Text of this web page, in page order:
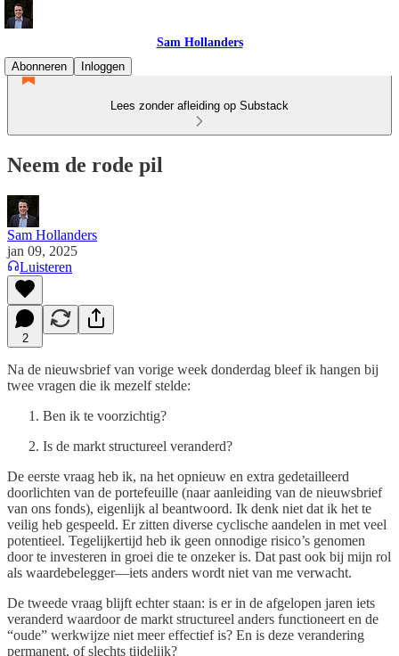
Sam Hollanders
Abonneren
Inloggen
Lees zonder afleiding op Substack
Neem de rode pil
Sam Hollanders
jan 09, 2025
Luisteren
2
Na de nieuwsbrief van vorige week donderdag bleef ik hangen bij
twee vragen die ik mezelf stelde:
Ben ik te voorzichtig?
Is de markt structureel veranderd?
De eerste vraag heb ik, na het opnieuw en extra gedetailleerd
doorlichten van de portefeuille (naar aanleiding van de nieuwsbrief
van ons fonds), eigenlijk al beantwoord. Ik denk niet dat ik het te
veilig heb gespeeld. Er zitten diverse cyclische aandelen in met veel
potentieel. Tegelijkertijd heb ik geen onnodige risico’s genomen
door te investeren in groei die te onzeker is. Dat past ook bij mijn rol
als waardebelegger—iets anders wordt niet van me verwacht.
De tweede vraag blijft echter staan: is er in de afgelopen jaren iets
veranderd waardoor de markt structureel anders functioneert en de
“oude” werkwijze niet meer effectief is? En is deze verandering
permanent, of slechts tijdelijk?